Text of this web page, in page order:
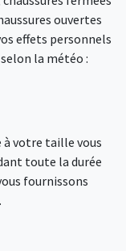
ouvertes
effets personnels
la météo :
à votre taille vous
toute la durée
fournissons